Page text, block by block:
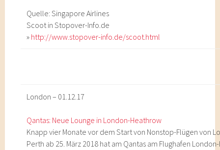
Quelle: Singapore Airlines
Scoot in Stopover-Info.de
» http://www.stopover-info.de/scoot.html
London – 01.12.17
Qantas: Neue Lounge in London-Heathrow
Knapp vier Monate vor dem Start von Nonstop-Flügen von
Perth ab 25. März 2018 hat am Qantas am Flughafen